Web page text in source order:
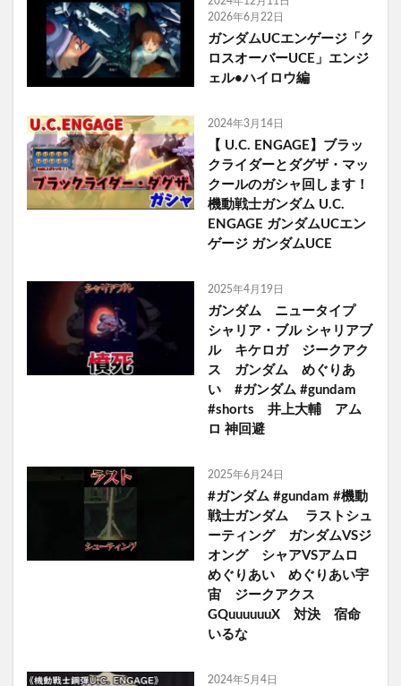
2026年6月22日
ガンダムUCエンゲージ「ク
ロスオーバーUCE」エンジ
ェル•ハイロウ編
2024年3月14日
【 U.C. ENGAGE】ブラッ
クライダーとダグザ・マッ
クールのガシャ回します！
機動戦士ガンダム U.C.
ENGAGE ガンダムUCエン
ゲージ ガンダムUCE
2025年4月19日
ガンダム ニュータイプ
シャリア・ブル シャリアブ
ル キケロガ ジークアク
ス ガンダム めぐりあ
い #ガンダム #gundam
#shorts 井上大輔 アム
ロ 神回避
2025年6月24日
#ガンダム #gundam #機動
戦士ガンダム ラストシュ
ーティング ガンダムVSジ
オング シャアVSアムロ
めぐりあい めぐりあい宇
宙 ジークアクス
GQuuuuuuX 対決 宿命
いるな
2024年5月4日